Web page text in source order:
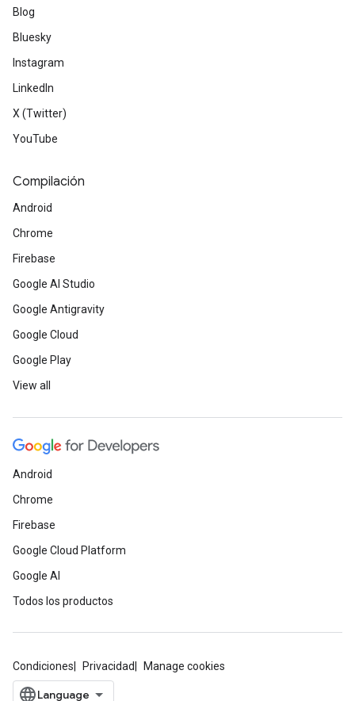
Blog
Bluesky
Instagram
LinkedIn
X (Twitter)
YouTube
Compilación
Android
Chrome
Firebase
Google AI Studio
Google Antigravity
Google Cloud
Google Play
View all
Android
Chrome
Firebase
Google Cloud Platform
Google AI
Todos los productos
Condiciones Privacidad Manage cookies